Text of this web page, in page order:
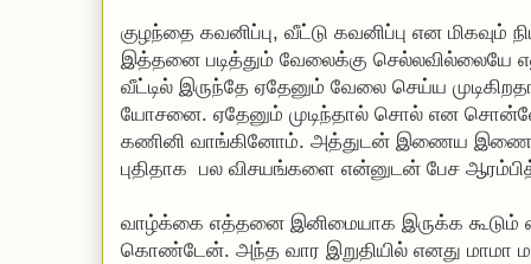
குழந்தை கவனிப்பு, வீட்டு கவனிப்பு என மிகவும்
இத்தனை படித்தும் வேலைக்கு செல்லவில்லையே
வீட்டில் இருந்தே ஏதேனும் வேலை செய்ய
யோசனை. ஏதேனும் முடிந்தால் சொல் என
கணினி வாங்கினோம். அத்துடன் இணைய
புதிதாக பல விசயங்களை என்னுடன் பேச
வாழ்க்கை எத்தனை இனிமையாக இருக்க கூடும்
கொண்டேன். அந்த வார இறுதியில் எனது மாமா